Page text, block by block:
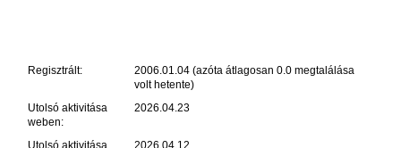
Regisztrált:
2006.01.04 (azóta átlagosan 0.0 megtalálása
volt hetente)
Utolsó aktivitása
weben:
2026.04.23
Utolsó aktivitása
2026.04.12